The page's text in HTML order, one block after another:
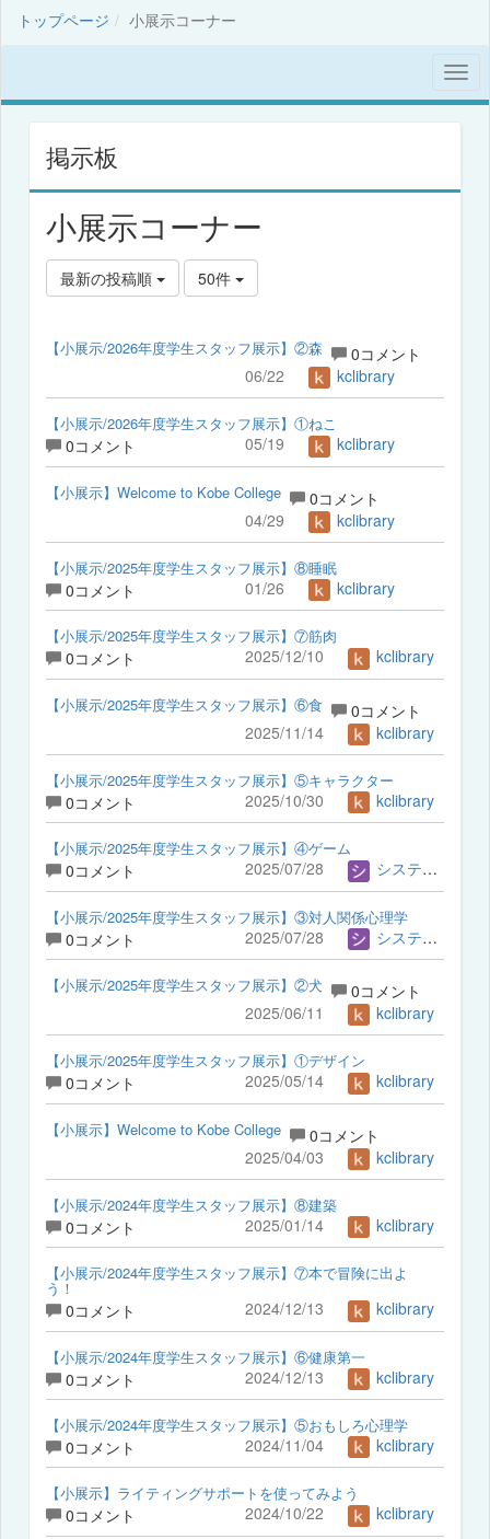
トップページ 小展示コーナー
掲示板
小展示コーナー
最新の投稿順 50件
【小展示/2026年度学生スタッフ展示】②森
0コメント
06/22
kclibrary
【小展示/2026年度学生スタッフ展示】①ねこ
0コメント 05/19 kclibrary
【小展示】Welcome to Kobe College
0コメント
04/29
kclibrary
【小展示/2025年度学生スタッフ展示】⑧睡眠
0コメント 01/26 kclibrary
【小展示/2025年度学生スタッフ展示】⑦筋肉
0コメント 2025/12/10 kclibrary
【小展示/2025年度学生スタッフ展示】⑥食
0コメント
2025/11/14
kclibrary
【小展示/2025年度学生スタッフ展示】⑤キャラクター
0コメント 2025/10/30 kclibrary
【小展示/2025年度学生スタッフ展示】④ゲーム
0コメント 2025/07/28 システム担当
【小展示/2025年度学生スタッフ展示】③対人関係心理学
0コメント 2025/07/28 システム担当
【小展示/2025年度学生スタッフ展示】②犬
0コメント
2025/06/11
kclibrary
【小展示/2025年度学生スタッフ展示】①デザイン
0コメント 2025/05/14 kclibrary
【小展示】Welcome to Kobe College
0コメント
2025/04/03
kclibrary
【小展示/2024年度学生スタッフ展示】⑧建築
0コメント 2025/01/14 kclibrary
【小展示/2024年度学生スタッフ展示】⑦本で冒険に出よ
う！
0コメント 2024/12/13 kclibrary
【小展示/2024年度学生スタッフ展示】⑥健康第一
0コメント 2024/12/13 kclibrary
【小展示/2024年度学生スタッフ展示】⑤おもしろ心理学
0コメント 2024/11/04 kclibrary
【小展示】ライティングサポートを使ってみよう
0コメント 2024/10/22 kclibrary